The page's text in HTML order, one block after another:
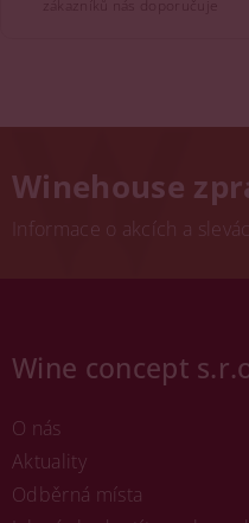
Winehouse
Informace o akcích a
Wine concept
O nás
Aktuality
Odběrná místa